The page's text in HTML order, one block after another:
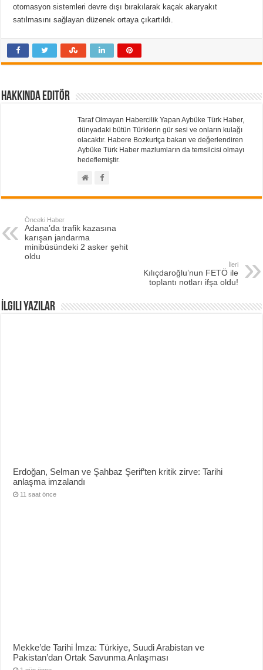
otomasyon sistemleri devre dışı bırakılarak kaçak akaryakıt
satılmasını sağlayan düzenek ortaya çıkartıldı.
Hakkında Editör
Taraf Olmayan Habercilik Yapan Aybüke Türk Haber,
dünyadaki bütün Türklerin gür sesi ve onların kulağı
olacaktır. Habere Bozkurtça bakan ve değerlendiren
Aybüke Türk Haber mazlumların da temsilcisi olmayı
hedeflemiştir.
Önceki Haber
Adana’da trafik kazasına
karışan jandarma
minibüsündeki 2 asker şehit
oldu
İleri
Kılıçdaroğlu’nun FETÖ ile
toplantı notları ifşa oldu!
İlgili Yazılar
Erdoğan, Selman ve Şahbaz Şerif’ten kritik zirve: Tarihi
anlaşma imzalandı
11 saat önce
Mekke’de Tarihi İmza: Türkiye, Suudi Arabistan ve
Pakistan’dan Ortak Savunma Anlaşması